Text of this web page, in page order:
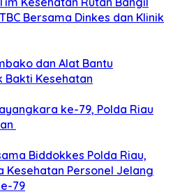
Bersama Dinkes dan Klinik
dan Alat Bantu
Bakti Kesehatan
ke-79, Polda Riau
Biddokkes Polda Riau,
Kesehatan Personel Jelang
79